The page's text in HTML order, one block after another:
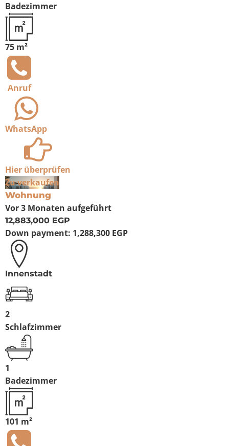
Badezimmer
75 m²
Anruf
WhatsApp
Hier überprüfen
Zu verkaufen
Wohnung
Vor 3 Monaten aufgeführt
12,883,000 EGP
Down payment: 1,288,300 EGP
Innenstadt
2
Schlafzimmer
1
Badezimmer
101 m²